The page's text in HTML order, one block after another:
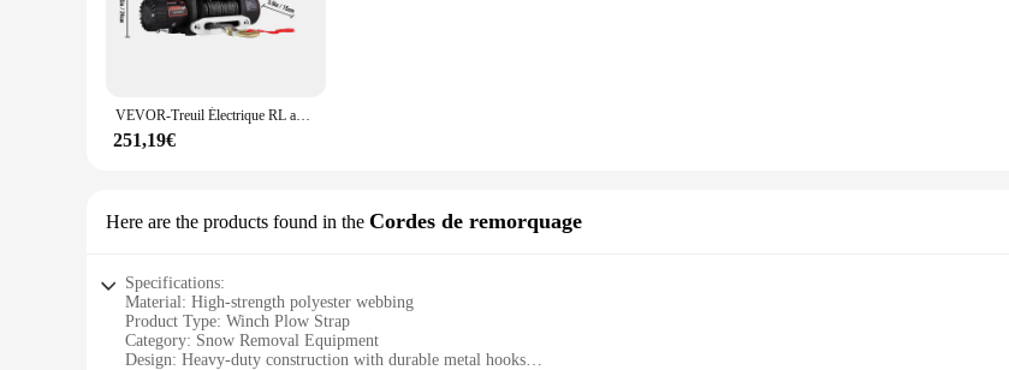
VEVOR-Treuil Électrique RL avec Corde Synthétique et Télécommande, pour Remorque de Voiture 4 Tages, 12V, 13500 Livres
251,19€
Here are the products found in the Cordes de remorquage
Specifications:
Material: High-strength polyester webbing
Product Type: Winch Plow Strap
Category: Snow Removal Equipment
Design: Heavy-duty construction with durable metal hooks